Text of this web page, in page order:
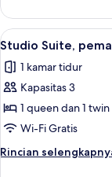
kota
Apartemen
Keluarga,
2
tidur,
Bebas
Rokok,
pemandangan
Lihat
semua
foto
untuk
Studio
Suite,
pemandangan
kota
17
Studio Suite,
1 kamar tidur
Kapasitas 3
1 queen dan 1 twin
Wi-Fi Gratis
Rincian
Rincian